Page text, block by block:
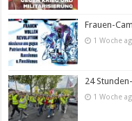
Frauen-
1 Woche
24
1 Woche